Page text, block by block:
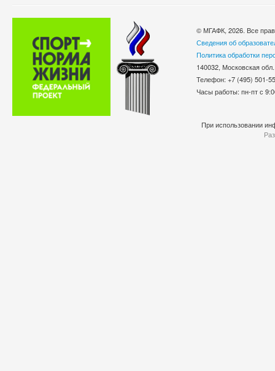
© МГАФК, 2026. Все
Сведения об
Политика обработки
140032, Московская
Телефон: +7 (495)
Часы работы: пн-пт с
При использовании